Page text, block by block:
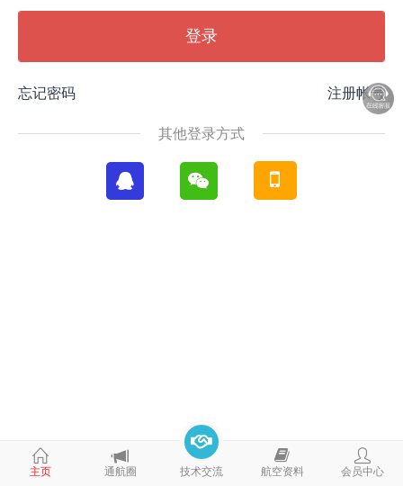
登录
忘记密码 注册帐号
其他登录方式
主页 通航圈 技术交流 航空资料 会员中心